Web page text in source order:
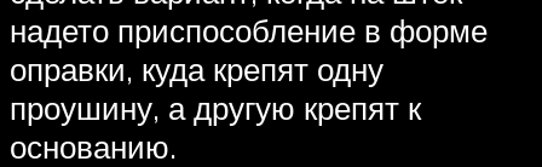
надето приспособление в форме
оправки, куда крепят одну
проушину, а другую крепят к
основанию.